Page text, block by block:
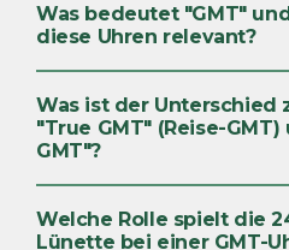
Was bedeutet "GMT"
diese Uhren relevant?
Was ist der Unterschied
"True GMT" (Reise-
GMT"?
Welche Rolle spielt die
Lünette bei einer GMT-